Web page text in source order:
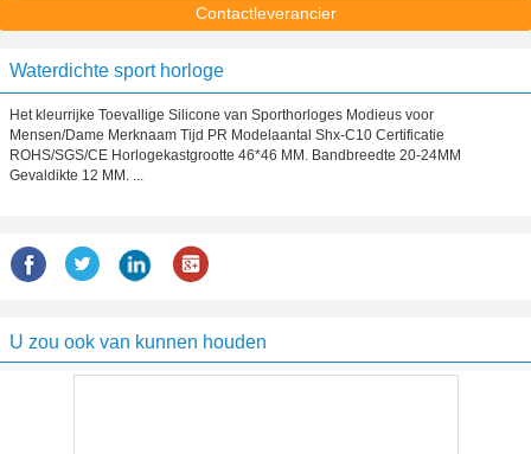
Contactleverancier
Waterdichte sport horloge
Het kleurrijke Toevallige Silicone van Sporthorloges Modieus voor
Mensen/Dame Merknaam Tijd PR Modelaantal Shx-C10 Certificatie
ROHS/SGS/CE Horlogekastgrootte 46*46 MM. Bandbreedte 20-24MM
Gevaldikte 12 MM. ...
U zou ook van kunnen houden